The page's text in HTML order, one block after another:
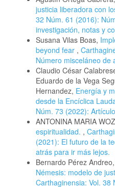
justicia liberadora con
32 Núm. 61 (2016):
investigación, notas y
Susana Vilas Boas,
beyond fear ,
Número misceláneo de
Claudio César
Eduardo de la Vega
Hernandez, Energía y
desde la Encíclica
Núm. 73 (2022):
ANTONINA MARIA
espiritualidad. ,
(2021): El futuro de la
atrás para ir más lejos.
Bernardo Pérez Andreo,
Némesis: modelo de
Carthaginensia: Vol.